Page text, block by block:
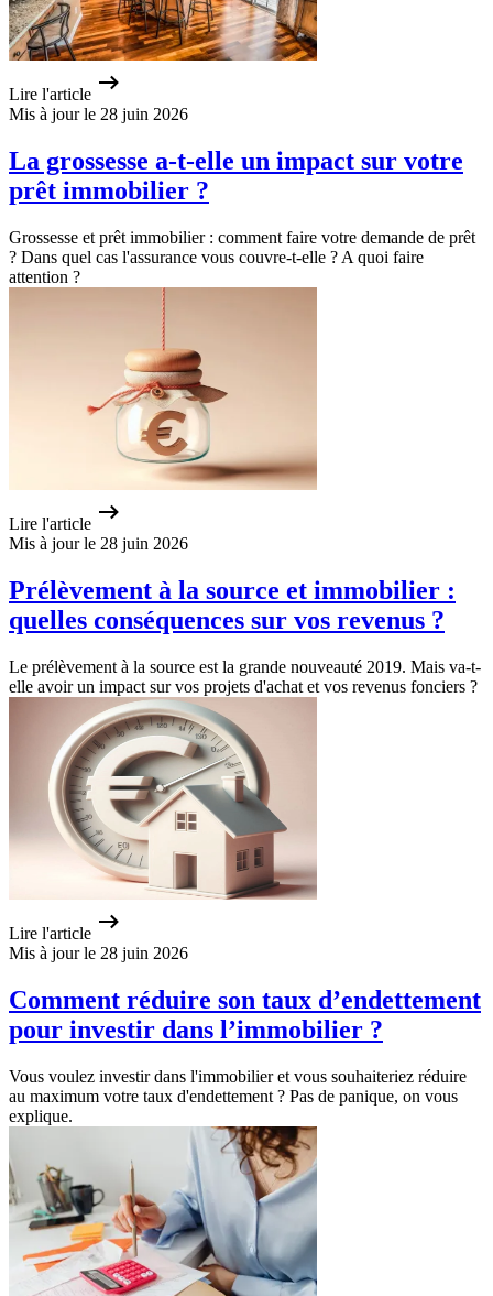
Lire l'article
Mis à jour le 28 juin 2026
La grossesse a-t-elle un impact sur votre
prêt immobilier ?
Grossesse et prêt immobilier : comment faire votre demande de prêt
? Dans quel cas l'assurance vous couvre-t-elle ? A quoi faire
attention ?
Lire l'article
Mis à jour le 28 juin 2026
Prélèvement à la source et immobilier :
quelles conséquences sur vos revenus ?
Le prélèvement à la source est la grande nouveauté 2019. Mais va-t-
elle avoir un impact sur vos projets d'achat et vos revenus fonciers ?
Lire l'article
Mis à jour le 28 juin 2026
Comment réduire son taux d’endettement
pour investir dans l’immobilier ?
Vous voulez investir dans l'immobilier et vous souhaiteriez réduire
au maximum votre taux d'endettement ? Pas de panique, on vous
explique.